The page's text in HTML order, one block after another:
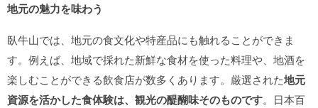
地元の魅力を味わう
臥牛山では、地元の食文化や特産品にも触れることができま
す。例えば、地域で採れた新鮮な食材を使った料理や、地酒を
楽しむことができる飲食店が数多くあります。厳選された地元
資源を活かした食体験は、観光の醍醐味そのものです。日本百